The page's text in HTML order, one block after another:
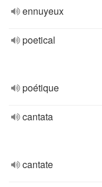
ennuyeux
poetical
poétique
cantata
cantate